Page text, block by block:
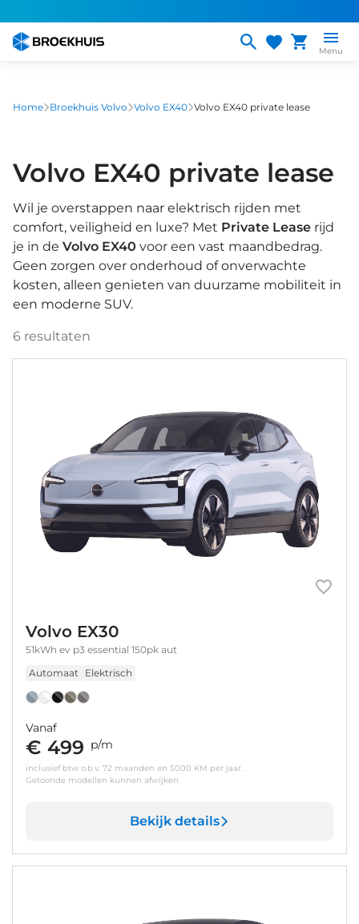
naar
gaan
Menu
Home Broekhuis Volvo Volvo EX40 Volvo EX40 private lease
Volvo EX40 private lease
Wil je overstappen naar elektrisch rijden met
comfort, veiligheid en luxe? Met Private Lease rijd
je in de Volvo EX40 voor een vast maandbedrag.
Geen zorgen over onderhoud of onverwachte
kosten, alleen genieten van duurzame mobiliteit in
een moderne SUV.
6 resultaten
Volvo EX30
51kWh ev p3 essential 150pk aut
Automaat
Elektrisch
Vanaf
€ 499 p/m
inclusief btw o.b.v. 72 maanden en 5000 KM per jaar.
Getoonde modellen kunnen afwijken
Bekijk details